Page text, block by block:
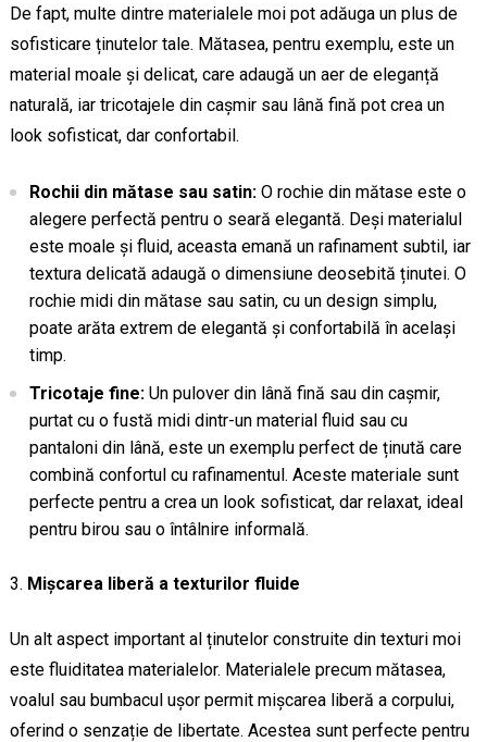
De fapt, multe dintre materialele moi pot adăuga un plus de
sofisticare ținutelor tale. Mătasea, pentru exemplu, este un
material moale și delicat, care adaugă un aer de eleganță
naturală, iar tricotajele din cașmir sau lână fină pot crea un
look sofisticat, dar confortabil.
Rochii din mătase sau satin:O rochie din mătase este o
alegere perfectă pentru o seară elegantă. Deși materialul
este moale și fluid, aceasta emană un rafinament subtil, iar
textura delicată adaugă o dimensiune deosebită ținutei. O
rochie midi din mătase sau satin, cu un design simplu,
poate arăta extrem de elegantă și confortabilă în același
timp.
Tricotaje fine:Un pulover din lână fină sau din cașmir,
purtat cu o fustă midi dintr-un material fluid sau cu
pantaloni din lână, este un exemplu perfect de ținută care
combină confortul cu rafinamentul. Aceste materiale sunt
perfecte pentru a crea un look sofisticat, dar relaxat, ideal
pentru birou sau o întâlnire informală.
Mișcarea liberă a texturilor fluide
Un alt aspect important al ținutelor construite din texturi moi
este fluiditatea materialelor. Materialele precum mătasea,
voalul sau bumbacul ușor permit mișcarea liberă a corpului,
oferind o senzație de libertate. Acestea sunt perfecte pentru